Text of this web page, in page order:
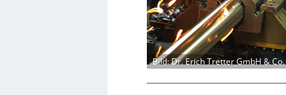
Bild: Dr. Erich Tretter GmbH & Co.